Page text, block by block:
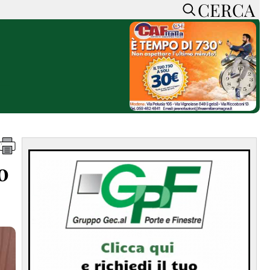
CERCA
ACCEDI o REGISTRATI
CONTATTI
SOSTIENI LA PRESSA
CONOSCI LA PRESSA
COOKIE POLICY
PRIVACY POLICY
FEED RSS
MAPPA DEL SITO
NORMATIVE
DEONTOLOGICHE
CERCA